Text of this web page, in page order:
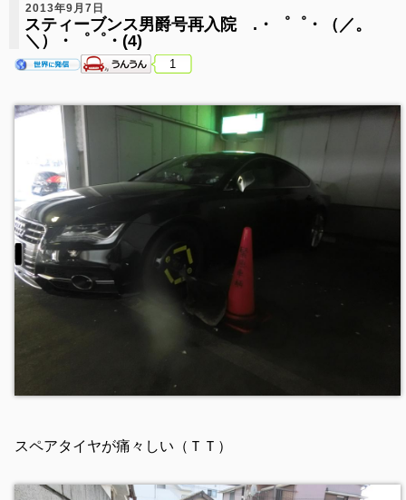
2013年9月7日
スティーブンス男爵号再入院 .・゜゜・（／。
＼）・゜゜・(4)
1
スペアタイヤが痛々しい（ＴＴ）